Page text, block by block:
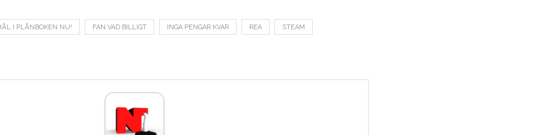
I PLÅNBOKEN NU! FAN VAD BILLIGT INGA PENGAR KVAR REA STEAM